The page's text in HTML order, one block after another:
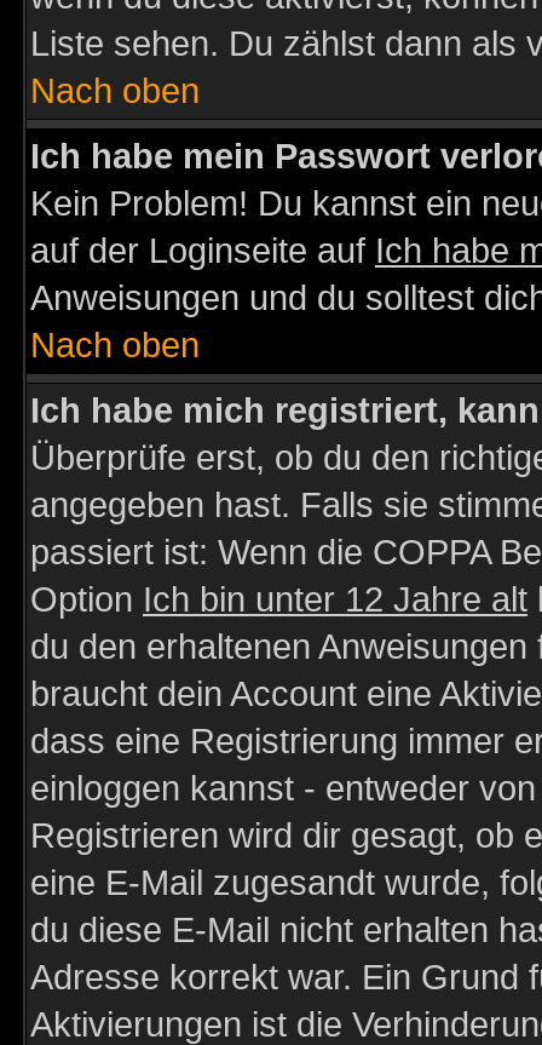
Liste sehen. Du zählst dann als
Nach oben
Ich habe mein Passwort
Kein Problem! Du kannst ein
auf der Loginseite auf Ich habe
Anweisungen und du solltest
Nach oben
Ich habe mich registriert,
Überprüfe erst, ob du den
angegeben hast. Falls sie
passiert ist: Wenn die COPPA
Option Ich bin unter 12 Jahre alt
du den erhaltenen
braucht dein Account eine
dass eine Registrierung immer
einloggen kannst - entweder
Registrieren wird dir gesagt, ob
eine E-Mail zugesandt wurde,
du diese E-Mail nicht erhalten
Adresse korrekt war. Ein Grund
Aktivierungen ist die